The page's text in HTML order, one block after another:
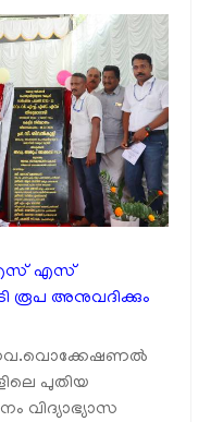
എസ് എസ്
രൂപ അനുവദിക്കും
ഗവ.വൊക്കേഷണൽ
പുതിയ
വിദ്യാഭ്യാസ